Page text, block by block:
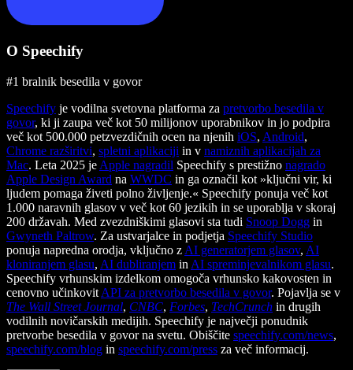
O Speechify
#1 bralnik besedila v govor
Speechify je vodilna svetovna platforma za pretvorbo besedila v
govor, ki ji zaupa več kot 50 milijonov uporabnikov in jo podpira
več kot 500.000 petzvezdičnih ocen na njenih iOS, Android,
Chrome razširitvi, spletni aplikaciji in v namiznih aplikacijah za
Mac. Leta 2025 je Apple nagradil Speechify s prestižno nagrado
Apple Design Award na WWDC in ga označil kot »ključni vir, ki
ljudem pomaga živeti polno življenje.« Speechify ponuja več kot
1.000 naravnih glasov v več kot 60 jezikih in se uporablja v skoraj
200 državah. Med zvezdniškimi glasovi sta tudi Snoop Dogg in
Gwyneth Paltrow. Za ustvarjalce in podjetja Speechify Studio
ponuja napredna orodja, vključno z AI generatorjem glasov, AI
kloniranjem glasu, AI dubliranjem in AI spreminjevalnikom glasu.
Speechify vrhunskim izdelkom omogoča vrhunsko kakovosten in
cenovno učinkovit API za pretvorbo besedila v govor. Pojavlja se v
The Wall Street Journal, CNBC, Forbes, TechCrunch in drugih
vodilnih novičarskih medijih. Speechify je največji ponudnik
pretvorbe besedila v govor na svetu. Obiščite speechify.com/news,
speechify.com/blog in speechify.com/press za več informacij.